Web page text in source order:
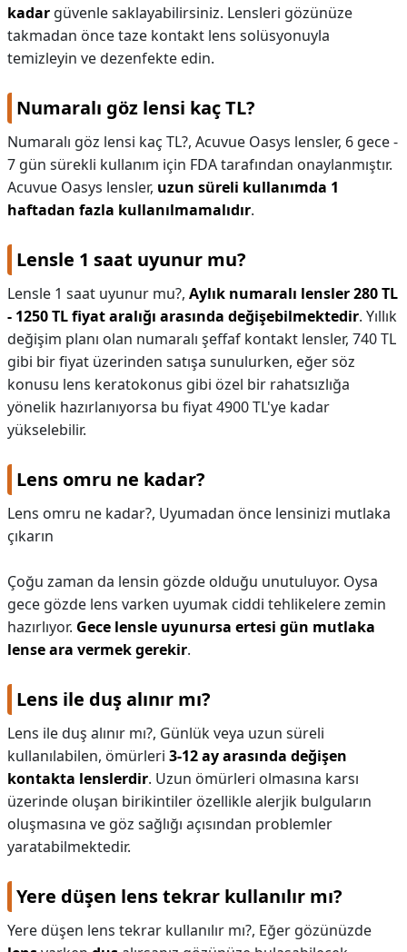
kadar güvenle saklayabilirsiniz. Lensleri gözünüze
takmadan önce taze kontakt lens solüsyonuyla
temizleyin ve dezenfekte edin.
Numaralı göz lensi kaç TL?
Numaralı göz lensi kaç TL?, Acuvue Oasys lensler, 6 gece -
7 gün sürekli kullanım için FDA tarafından onaylanmıştır.
Acuvue Oasys lensler, uzun süreli kullanımda 1
haftadan fazla kullanılmamalıdır.
Lensle 1 saat uyunur mu?
Lensle 1 saat uyunur mu?, Aylık numaralı lensler 280 TL
- 1250 TL fiyat aralığı arasında değişebilmektedir. Yıllık
değişim planı olan numaralı şeffaf kontakt lensler, 740 TL
gibi bir fiyat üzerinden satışa sunulurken, eğer söz
konusu lens keratokonus gibi özel bir rahatsızlığa
yönelik hazırlanıyorsa bu fiyat 4900 TL'ye kadar
yükselebilir.
Lens omru ne kadar?
Lens omru ne kadar?, Uyumadan önce lensinizi mutlaka
çıkarın
Çoğu zaman da lensin gözde olduğu unutuluyor. Oysa
gece gözde lens varken uyumak ciddi tehlikelere zemin
hazırlıyor. Gece lensle uyunursa ertesi gün mutlaka
lense ara vermek gerekir.
Lens ile duş alınır mı?
Lens ile duş alınır mı?, Günlük veya uzun süreli
kullanılabilen, ömürleri 3-12 ay arasında değişen
kontakta lenslerdir. Uzun ömürleri olmasına karsı
üzerinde oluşan birikintiler özellikle alerjik bulguların
oluşmasına ve göz sağlığı açısından problemler
yaratabilmektedir.
Yere düşen lens tekrar kullanılır mı?
Yere düşen lens tekrar kullanılır mı?, Eğer gözünüzde